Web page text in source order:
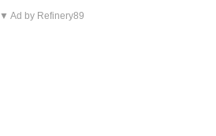
▼ Ad by Refinery89